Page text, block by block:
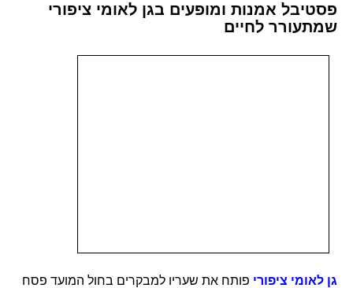
פסטיבל אמנות ומופעים בגן לאומי ציפורי
שמתעורר לחיים
גן לאומי ציפורי פותח את שעריו למבקרים בחול המועד פסח